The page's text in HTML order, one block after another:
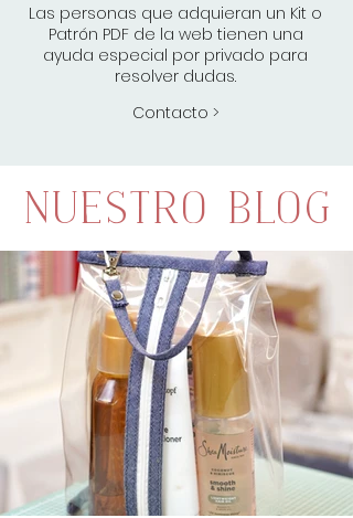
Las personas que adquieran un Kit o
Patrón PDF de la web tienen una
ayuda especial por privado para
resolver dudas.
Contacto >
Nuestro Blog